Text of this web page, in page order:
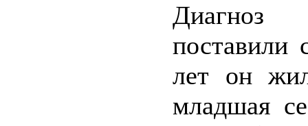
поставили
лет он
младшая